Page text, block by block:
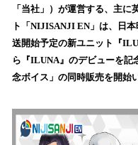
数
を
読
込
み
で
す
「当社」）が運営する、主
ト「NIJISANJI EN」は、日
送開始予定の新ユニット『
ら『ILUNA』のデビューを記
念ボイス」の同時販売を開始